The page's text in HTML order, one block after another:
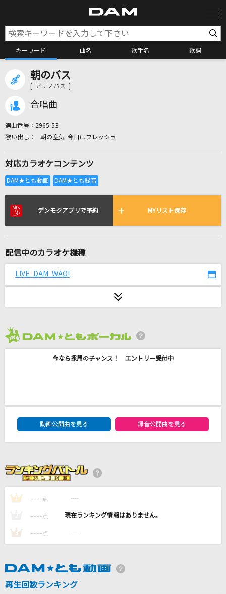
キーワード 曲名 歌手名 歌詞
全国りれき
リアルタイムで歌われている曲の一覧
星のかがやきよ
[良音]歌姫
SixTONES
This game
世界はあなたに笑いかけている
RADWIMPS
朝のバス
[ アサノバス ]
合唱曲
選曲番号： 2965-53
朝の空気 今日はフレッシュ
対応カラオケコンテンツ
デンモクアプリで予約 MYリスト保存
配信中のカラオケ機種
LIVE DAM WAO!
今なら採用のチャンス！ エントリー受付中
DAM★ともボーカルエントリーランキング
動画公開曲を見る
録音公開曲を見る
1 ---- 点 ----
---- 点 ----
3 ---- 点 ----
再生回数ランキング